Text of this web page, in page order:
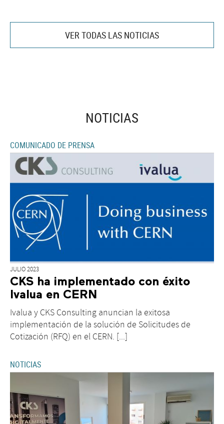
VER TODAS LAS NOTICIAS
NOTICIAS
COMUNICADO DE PRENSA
JULIO 2023
CKS ha implementado con éxito
Ivalua en CERN
Ivalua y CKS Consulting anuncian la exitosa
implementación de la solución de Solicitudes de
Cotización (RFQ) en el CERN. [...]
NOTICIAS